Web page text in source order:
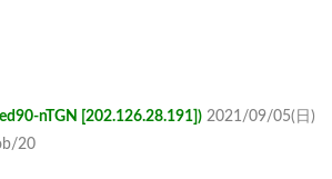
nTGN [202.126.28.191]) 2021/09/05(日)
20